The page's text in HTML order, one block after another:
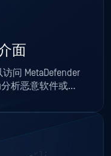
面
问 MetaDefender
析恶意软件或单
好使用的工具。